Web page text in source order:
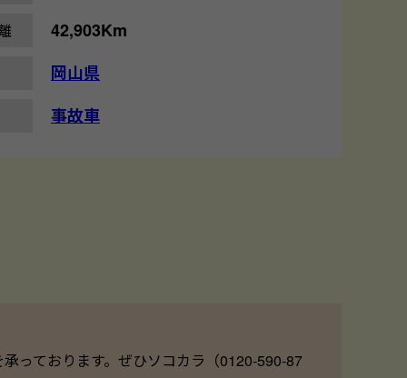
42,903Km
岡山県
事故車
っております。ぜひソコカラ（0120-590-87